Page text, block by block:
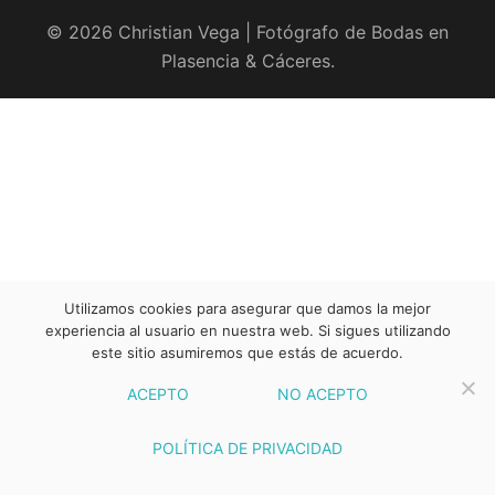
© 2026 Christian Vega | Fotógrafo de Bodas en
Plasencia & Cáceres.
Utilizamos cookies para asegurar que damos la mejor
experiencia al usuario en nuestra web. Si sigues utilizando
este sitio asumiremos que estás de acuerdo.
ACEPTO NO ACEPTO
POLÍTICA DE PRIVACIDAD